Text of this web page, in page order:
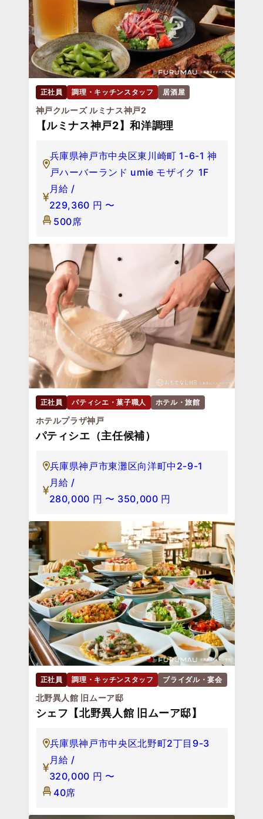
正社員 調理・キッチンスタッフ 居酒屋
神戸クルーズ ルミナス神戸2
【ルミナス神戸2】和洋調理
兵庫県神戸市中央区東川崎町 1-6-1 神
戸ハーバーランド umie モザイク 1F
月給 /
229,360 円 〜
500席
正社員 パティシエ・菓子職人 ホテル・旅館
ホテルプラザ神戸
パティシエ（主任候補）
兵庫県神戸市東灘区向洋町中2-9-1
月給 /
280,000 円 〜 350,000 円
正社員 調理・キッチンスタッフ ブライダル・宴会
北野異人館 旧ムーア邸
シェフ【北野異人館 旧ムーア邸】
兵庫県神戸市中央区北野町2丁目9-3
月給 /
320,000 円 〜
40席